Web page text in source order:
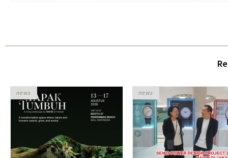
news news